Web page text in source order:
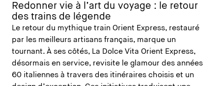
Redonner vie à l’art du voyage : le retour
des trains de légende
Le retour du mythique train Orient Express, restauré
par les meilleurs artisans français, marque un
tournant. À ses côtés, La Dolce Vita Orient Express,
désormais en service, revisite le glamour des années
60 italiennes à travers des itinéraires choisis et un